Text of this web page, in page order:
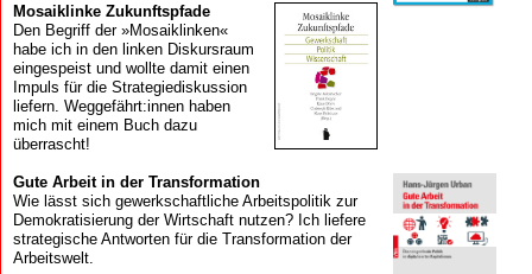
Mosaik­linke Zukunfts­pfade
Den Begriff der »Mosaiklinken«
habe ich in den linken Diskursraum
eingespeist und wollte damit einen
Impuls für die Strategiediskussion
liefern. Weggefährt:innen haben
mich mit einem Buch dazu
überrascht!
Gute Arbeit in der Transformation
Wie lässt sich gewerkschaftliche Arbeitspolitik zur
Demokratisierung der Wirtschaft nutzen? Ich liefere
strategische Antworten für die Transformation der
Arbeitswelt.